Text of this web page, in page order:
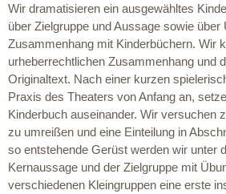
Wir dramatisieren ein ausgewähltes
über Zielgruppe und Aussage sowie über
Zusammenhang mit Kinderbüchern. Wir
urheberrechtlichen Zusammenhang und
Originaltext. Nach einer kurzen
Praxis des Theaters von Anfang an,
Kinderbuch auseinander. Wir versuchen
zu umreißen und eine Einteilung in
so entstehende Gerüst werden wir unter
Kernaussage und der Zielgruppe mit
verschiedenen Kleingruppen eine erste